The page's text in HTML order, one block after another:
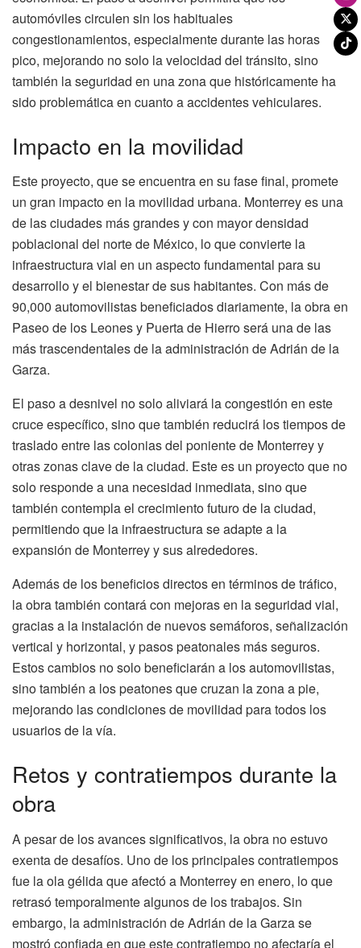
automóviles circulen sin los habituales
congestionamientos, especialmente durante las horas
pico, mejorando no solo la velocidad del tránsito, sino
también la seguridad en una zona que históricamente ha
sido problemática en cuanto a accidentes vehiculares.
Impacto en la movilidad
Este proyecto, que se encuentra en su fase final, promete
un gran impacto en la movilidad urbana. Monterrey es una
de las ciudades más grandes y con mayor densidad
poblacional del norte de México, lo que convierte la
infraestructura vial en un aspecto fundamental para su
desarrollo y el bienestar de sus habitantes. Con más de
90,000 automovilistas beneficiados diariamente, la obra en
Paseo de los Leones y Puerta de Hierro será una de las
más trascendentales de la administración de Adrián de la
Garza.
El paso a desnivel no solo aliviará la congestión en este
cruce específico, sino que también reducirá los tiempos de
traslado entre las colonias del poniente de Monterrey y
otras zonas clave de la ciudad. Este es un proyecto que no
solo responde a una necesidad inmediata, sino que
también contempla el crecimiento futuro de la ciudad,
permitiendo que la infraestructura se adapte a la
expansión de Monterrey y sus alrededores.
Además de los beneficios directos en términos de tráfico,
la obra también contará con mejoras en la seguridad vial,
gracias a la instalación de nuevos semáforos, señalización
vertical y horizontal, y pasos peatonales más seguros.
Estos cambios no solo beneficiarán a los automovilistas,
sino también a los peatones que cruzan la zona a pie,
mejorando las condiciones de movilidad para todos los
usuarios de la vía.
Retos y contratiempos durante la
obra
A pesar de los avances significativos, la obra no estuvo
exenta de desafíos. Uno de los principales contratiempos
fue la ola gélida que afectó a Monterrey en enero, lo que
retrasó temporalmente algunos de los trabajos. Sin
embargo, la administración de Adrián de la Garza se
mostró confiada en que este contratiempo no afectaría el